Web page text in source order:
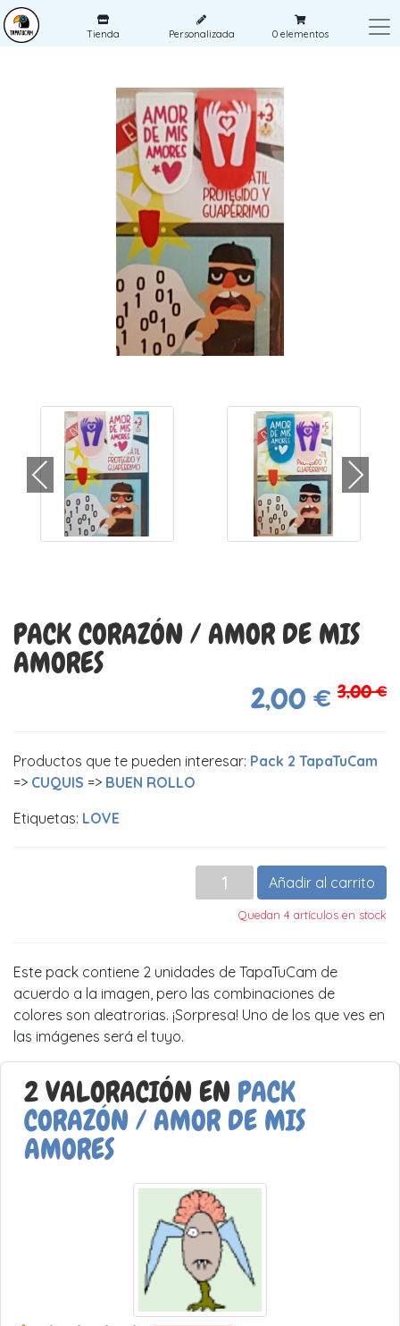
Tienda Personalizada 0elementos
PACK CORAZÓN / AMOR DE MIS
AMORES
2,00 € 3,00 €
Productos que te pueden interesar: Pack 2 TapaTuCam
=> CUQUIS => BUEN ROLLO
Etiquetas: LOVE
Añadir al carrito
Quedan 4 artículos en stock
Este pack contiene 2 unidades de TapaTuCam de
acuerdo a la imagen, pero las combinaciones de
colores son aleatrorias. ¡Sorpresa! Uno de los que ves en
las imágenes será el tuyo.
2 VALORACIÓN EN PACK
CORAZÓN / AMOR DE MIS
AMORES